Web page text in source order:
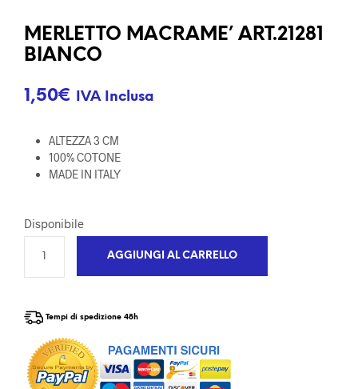
MERLETTO MACRAME’ ART.21281
BIANCO
1,50€ IVA Inclusa
ALTEZZA 3 CM
100% COTONE
MADE IN ITALY
Disponibile
AGGIUNGI AL CARRELLO
Tempi di spedizione 48h